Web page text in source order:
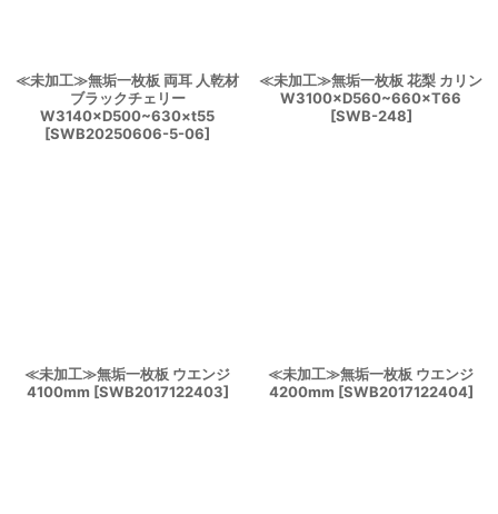
≪未加工≫無垢一枚板 両耳 人乾材
ブラックチェリー
W3140×D500~630×t55
[SWB20250606-5-06]
≪未加工≫無垢一枚板 花梨 カリン
W3100×D560~660×T66
[SWB-248]
≪未加工≫無垢一枚板 ウエンジ
4100mm [SWB2017122403]
≪未加工≫無垢一枚板 ウエンジ
4200mm [SWB2017122404]